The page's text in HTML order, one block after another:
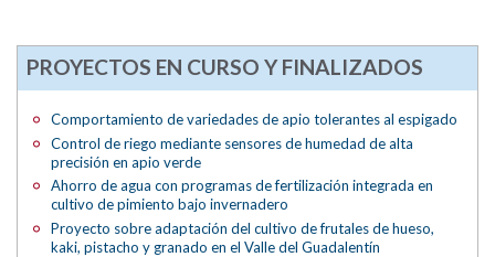
PROYECTOS EN CURSO Y FINALIZADOS
Comportamiento de variedades de apio tolerantes al espigado
Control de riego mediante sensores de humedad de alta
precisión en apio verde
Ahorro de agua con programas de fertilización integrada en
cultivo de pimiento bajo invernadero
Proyecto sobre adaptación del cultivo de frutales de hueso,
kaki, pistacho y granado en el Valle del Guadalentín